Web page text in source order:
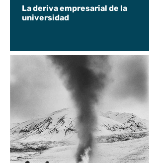
La deriva empresarial de la
universidad